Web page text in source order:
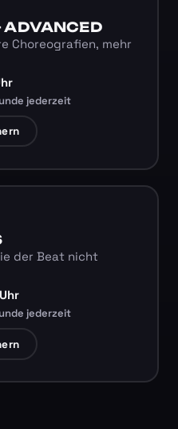
ADVANCED
Choreografien, mehr
jederzeit
der Beat nicht
jederzeit